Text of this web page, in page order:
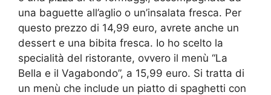
una baguette all’aglio o un’insalata fresca. Per
questo prezzo di 14,99 euro, avrete anche un
dessert e una bibita fresca. Io ho scelto la
specialità del ristorante, ovvero il menù “La
Bella e il Vagabondo”, a 15,99 euro. Si tratta di
un menù che include un piatto di spaghetti con